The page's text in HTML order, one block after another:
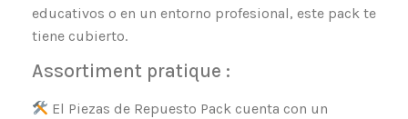
educativos o en un entorno profesional, este pack te
tiene cubierto.
Assortiment pratique :
El Piezas de Repuesto Pack cuenta con un